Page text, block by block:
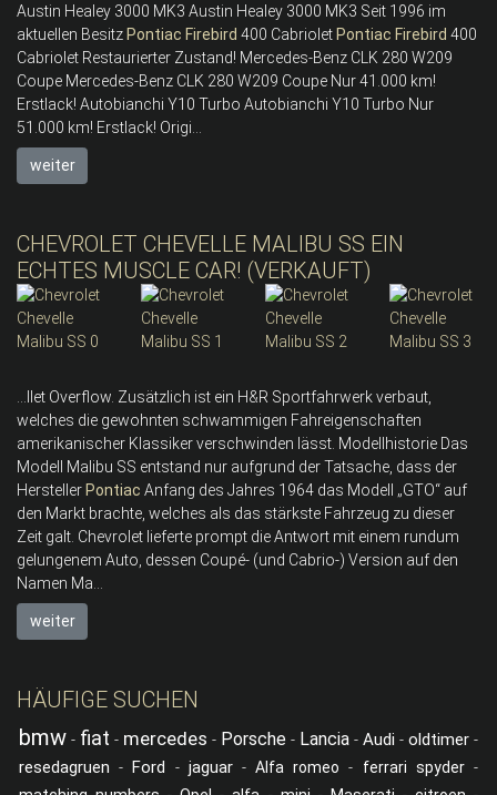
Austin Healey 3000 MK3 Austin Healey 3000 MK3 Seit 1996 im
aktuellen Besitz Pontiac Firebird 400 Cabriolet Pontiac Firebird 400
Cabriolet Restaurierter Zustand! Mercedes-Benz CLK 280 W209
Coupe Mercedes-Benz CLK 280 W209 Coupe Nur 41.000 km!
Erstlack! Autobianchi Y10 Turbo Autobianchi Y10 Turbo Nur
51.000 km! Erstlack! Origi...
weiter
CHEVROLET CHEVELLE MALIBU SS EIN
ECHTES MUSCLE CAR! (VERKAUFT)
...llet Overflow. Zusätzlich ist ein H&R Sportfahrwerk verbaut,
welches die gewohnten schwammigen Fahreigenschaften
amerikanischer Klassiker verschwinden lässt. Modellhistorie Das
Modell Malibu SS entstand nur aufgrund der Tatsache, dass der
Hersteller Pontiac Anfang des Jahres 1964 das Modell „GTO“ auf
den Markt brachte, welches als das stärkste Fahrzeug zu dieser
Zeit galt. Chevrolet lieferte prompt die Antwort mit einem rundum
gelungenem Auto, dessen Coupé- (und Cabrio-) Version auf den
Namen Ma...
weiter
HÄUFIGE SUCHEN
bmw - fiat - mercedes - Porsche - Lancia - Audi - oldtimer -
resedagruen - Ford - jaguar-Alfa romeo - ferrari spyder-